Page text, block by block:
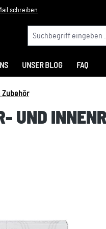
schreiben
UNSER BLOG FAQ
Zubehör
UND